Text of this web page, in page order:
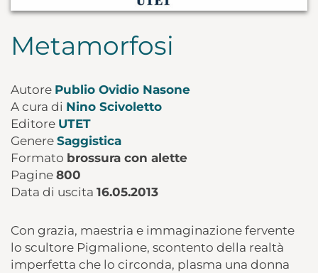
Metamorfosi
Autore Publio Ovidio Nasone
A cura di Nino Scivoletto
Editore UTET
Genere Saggistica
Formato brossura con alette
Pagine 800
Data di uscita 16.05.2013
Con grazia, maestria e immaginazione fervente
lo scultore Pigmalione, scontento della realtà
imperfetta che lo circonda, plasma una donna